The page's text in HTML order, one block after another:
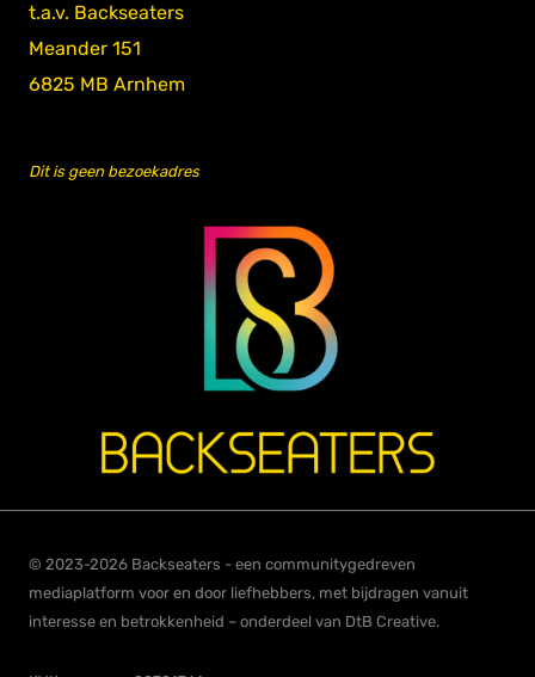
t.a.v. Backseaters
Meander 151
6825 MB Arnhem
Dit is geen bezoekadres
© 2023-2026 Backseaters - een communitygedreven
mediaplatform voor en door liefhebbers, met bijdragen vanuit
interesse en betrokkenheid – onderdeel van DtB Creative.